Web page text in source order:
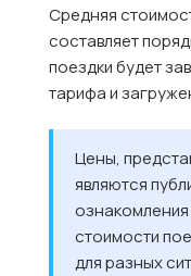
Средняя
составляет
поездки будет
тарифа и
Цены,
являются
ознакомления
стоимости
для разных